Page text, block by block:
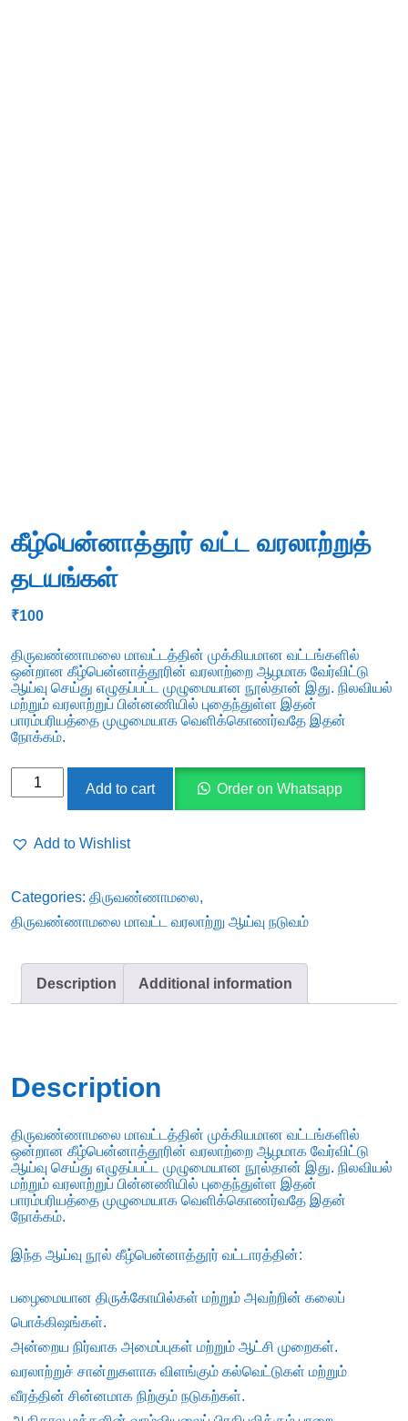
கீழ்பென்னாத்தூர் வட்ட வரலாற்றுத்
தடயங்கள்
₹100
திருவண்ணாமலை மாவட்டத்தின் முக்கியமான வட்டங்களில்
ஒன்றான கீழ்பென்னாத்தூரின் வரலாற்றை ஆழமாக வேர்விட்டு
ஆய்வு செய்து எழுதப்பட்ட முழுமையான நூல்தான் இது. நிலவியல்
மற்றும் வரலாற்றுப் பின்னணியில் புதைந்துள்ள இதன்
பாரம்பரியத்தை முழுமையாக வெளிக்கொணர்வதே இதன்
நோக்கம்.
கீழ்பென்னாத்தூர்
தடயங்கள்
Add to cart Order on Whatsapp
Add to Wishlist
Categories: திருவண்ணாமலை,
திருவண்ணாமலை மாவட்ட வரலாற்று ஆய்வு நடுவம்
Description Additional information
Description
திருவண்ணாமலை மாவட்டத்தின் முக்கியமான வட்டங்களில்
ஒன்றான கீழ்பென்னாத்தூரின் வரலாற்றை ஆழமாக வேர்விட்டு
ஆய்வு செய்து எழுதப்பட்ட முழுமையான நூல்தான் இது. நிலவியல்
மற்றும் வரலாற்றுப் பின்னணியில் புதைந்துள்ள இதன்
பாரம்பரியத்தை முழுமையாக வெளிக்கொணர்வதே இதன்
நோக்கம்.
இந்த ஆய்வு நூல் கீழ்பென்னாத்தூர் வட்டாரத்தின்:
பழைமையான திருக்கோயில்கள் மற்றும் அவற்றின் கலைப்
பொக்கிஷங்கள்.
அன்றைய நிர்வாக அமைப்புகள் மற்றும் ஆட்சி முறைகள்.
வரலாற்றுச் சான்றுகளாக விளங்கும் கல்வெட்டுகள் மற்றும்
வீரத்தின் சின்னமாக நிற்கும் நடுகற்கள்.